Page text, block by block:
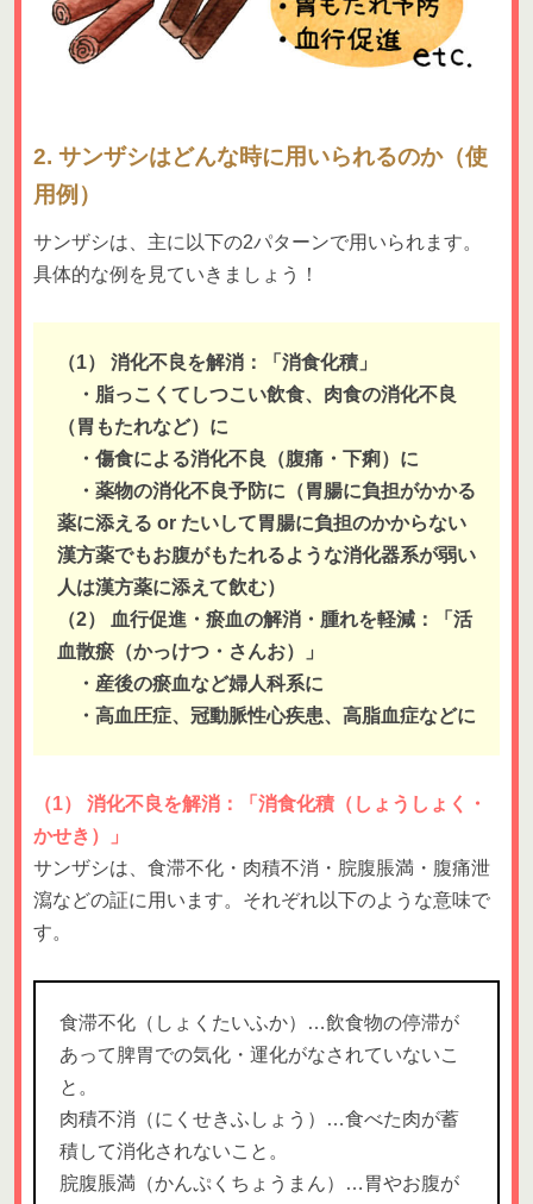
2. サンザシはどんな時に用いられるのか（使
用例）
サンザシは、主に以下の2パターンで用いられます。
具体的な例を見ていきましょう！
（1） 消化不良を解消：「消食化積」
・脂っこくてしつこい飲食、肉食の消化不良
（胃もたれなど）に
・傷食による消化不良（腹痛・下痢）に
・薬物の消化不良予防に（胃腸に負担がかかる
薬に添える or たいして胃腸に負担のかからない
漢方薬でもお腹がもたれるような消化器系が弱い
人は漢方薬に添えて飲む）
（2） 血行促進・瘀血の解消・腫れを軽減：「活
血散瘀（かっけつ・さんお）」
・産後の瘀血など婦人科系に
・高血圧症、冠動脈性心疾患、高脂血症などに
（1） 消化不良を解消：「消食化積（しょうしょく・
かせき）」
サンザシは、食滞不化・肉積不消・脘腹脹満・腹痛泄
瀉などの証に用います。それぞれ以下のような意味で
す。
食滞不化（しょくたいふか）…飲食物の停滞が
あって脾胃での気化・運化がなされていないこ
と。
肉積不消（にくせきふしょう）…食べた肉が蓄
積して消化されないこと。
脘腹脹満（かんぷくちょうまん）…胃やお腹が